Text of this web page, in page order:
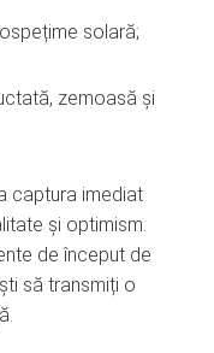
solară;
zemoasă și
captura imediat
și optimism.
de început de
să transmiți o